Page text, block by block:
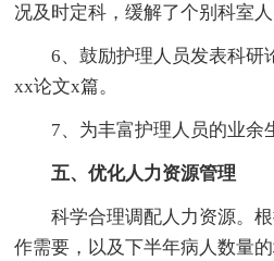
况及时定科，缓解了个别科室人
6、鼓励护理人员发表科研
xx论文x篇。
7、为丰富护理人员的业余
五、优化人力资源管理
科学合理调配人力资源。根
作需要，以及下半年病人数量